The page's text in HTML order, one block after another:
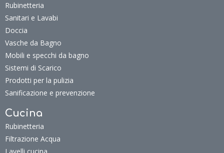
Rubinetteria
Sanitari e Lavabi
Doccia
Vasche da Bagno
Mobili e specchi da bagno
Sistemi di Scarico
Prodotti per la pulizia
Sanificazione e prevenzione
Cucina
Rubinetteria
Filtrazione Acqua